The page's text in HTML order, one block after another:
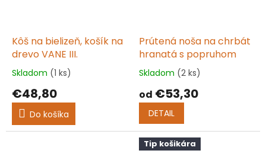
Kôš na bielizeň, košík na
drevo VANE III.
Priemerné
produktu
5,0
z
Skladom (1 ks)
€48,80
Do košíka
Prútená noša na chrbát
hranatá s popruhom
Priemerné
produktu
5,0
z
hviezdičiek.
Skladom (2 ks)
od €53,30
DETAIL
Tip košikára